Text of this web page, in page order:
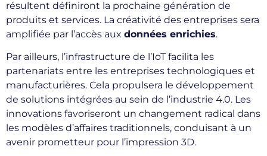
résultent définiront la prochaine génération de
produits et services. La créativité des entreprises sera
amplifiée par l’accès aux données enrichies.
Par ailleurs, l’infrastructure de l’IoT facilita les
partenariats entre les entreprises technologiques et
manufacturières. Cela propulsera le développement
de solutions intégrées au sein de l’industrie 4.0. Les
innovations favoriseront un changement radical dans
les modèles d’affaires traditionnels, conduisant à un
avenir prometteur pour l’impression 3D.